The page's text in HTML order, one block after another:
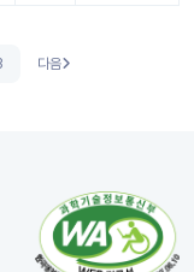
다음
다음